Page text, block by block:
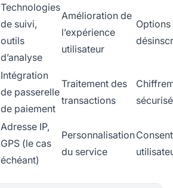
Technologies
de suivi,
outils
d’analyse
Amélioration de
l’expérience
utilisateur
Options
Intégration
de passerelle
de paiement
Traitement des
transactions
sécurisé
Adresse IP,
GPS (le cas
échéant)
Personnalisation
du service